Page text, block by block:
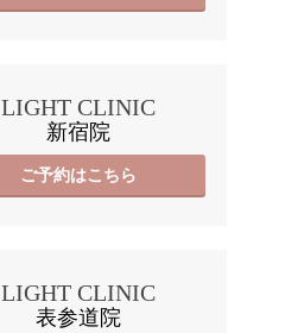
LIGHT CLINIC
新宿院
ご予約はこちら
LIGHT CLINIC
表参道院